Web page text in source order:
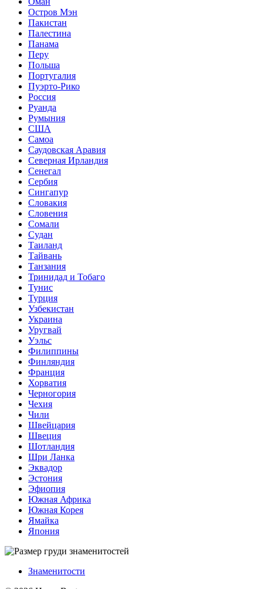
Остров Мэн
Пакистан
Палестина
Панама
Перу
Польша
Португалия
Пуэрто-Рико
Россия
Руанда
Румыния
США
Самоа
Саудовская Аравия
Северная Ирландия
Сенегал
Сербия
Сингапур
Словакия
Словения
Сомали
Судан
Таиланд
Тайвань
Танзания
Тринидад и Тобаго
Тунис
Турция
Узбекистан
Украина
Уругвай
Уэльс
Филиппины
Финляндия
Франция
Хорватия
Черногория
Чехия
Чили
Швейцария
Швеция
Шотландия
Шри Ланка
Эквадор
Эстония
Эфиопия
Южная Африка
Южная Корея
Ямайка
Япония
Знаменитости